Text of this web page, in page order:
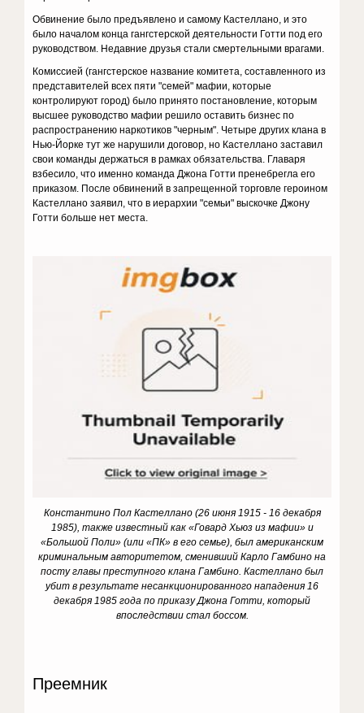
Обвинение было предъявлено и самому Кастеллано, и это
было началом конца гангстерской деятельности Готти под его
руководством. Недавние друзья стали смертельными врагами.
Комиссией (гангстерское название комитета, составленного из
представителей всех пяти "семей" мафии, которые
контролируют город) было принято постановление, которым
высшее руководство мафии решило оставить бизнес по
распространению наркотиков "черным". Четыре других клана в
Нью-Йорке тут же нарушили договор, но Кастеллано заставил
свои команды держаться в рамках обязательства. Главаря
взбесило, что именно команда Джона Готти пренебрегла его
приказом. После обвинений в запрещенной торговле героином
Кастеллано заявил, что в иерархии "семьи" выскочке Джону
Готти больше нет места.
Константино Пол Кастеллано (26 июня 1915 - 16 декабря
1985), также известный как «Говард Хьюз из мафии» и
«Большой Поли» (или «ПК» в его семье), был американским
криминальным авторитетом, сменивший Карло Гамбино на
посту главы преступного клана Гамбино. Кастеллано был
убит в результате несанкционированного нападения 16
декабря 1985 года по приказу Джона Готти, который
впоследствии стал боссом.
Преемник